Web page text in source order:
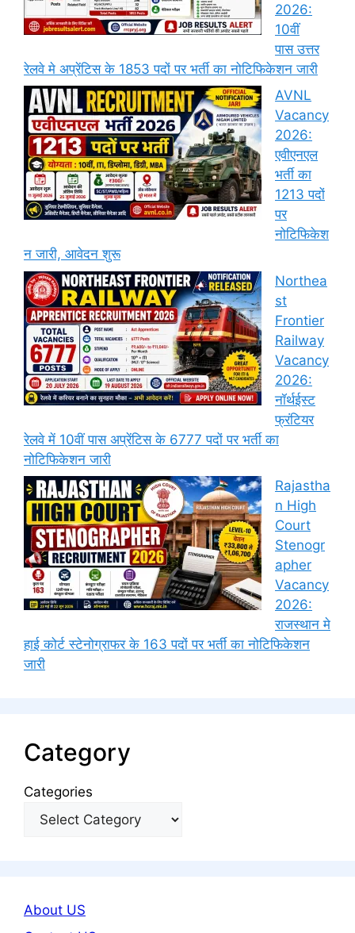
2026:
10वीं
पास उत्तर
रेलवे मे अप्रेंटिस के 1853 पदों पर भर्ती का नोटिफिकेशन जारी
AVNL
Vacancy
2026:
एवीएनएल
भर्ती का
1213 पदों
पर
नोटिफिकेश
न जारी, आवेदन शुरू
Northea
st
Frontier
Railway
Vacancy
2026:
नॉर्थईस्ट
फ्रंटियर
रेलवे में 10वीं पास अप्रेंटिस के 6777 पदों पर भर्ती का
नोटिफिकेशन जारी
Rajastha
n High
Court
Stenogr
apher
Vacancy
2026:
राजस्थान मे
हाई कोर्ट स्टेनोग्राफर के 163 पदों पर भर्ती का नोटिफिकेशन
जारी
Category
Categories
About US